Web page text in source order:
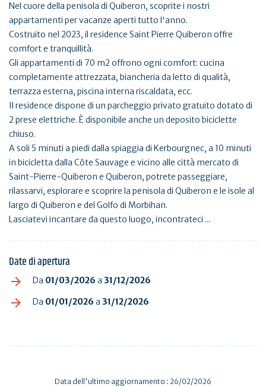
Nel cuore della penisola di Quiberon, scoprite i nostri
appartamenti per vacanze aperti tutto l'anno.
Costruito nel 2023, il residence Saint Pierre Quiberon offre
comfort e tranquillità.
Gli appartamenti di 70 m2 offrono ogni comfort: cucina
completamente attrezzata, biancheria da letto di qualità,
terrazza esterna, piscina interna riscaldata, ecc.
Il residence dispone di un parcheggio privato gratuito dotato di
2 prese elettriche. È disponibile anche un deposito biciclette
chiuso.
A soli 5 minuti a piedi dalla spiaggia di Kerbourgnec, a 10 minuti
in bicicletta dalla Côte Sauvage e vicino alle città mercato di
Saint-Pierre-Quiberon e Quiberon, potrete passeggiare,
rilassarvi, esplorare e scoprire la penisola di Quiberon e le isole al
largo di Quiberon e del Golfo di Morbihan.
Lasciatevi incantare da questo luogo, incontrateci ...
Date di apertura
Da 01/03/2026 a 31/12/2026
Da 01/01/2026 a 31/12/2026
Data dell'ultimo aggiornamento : 26/02/2026